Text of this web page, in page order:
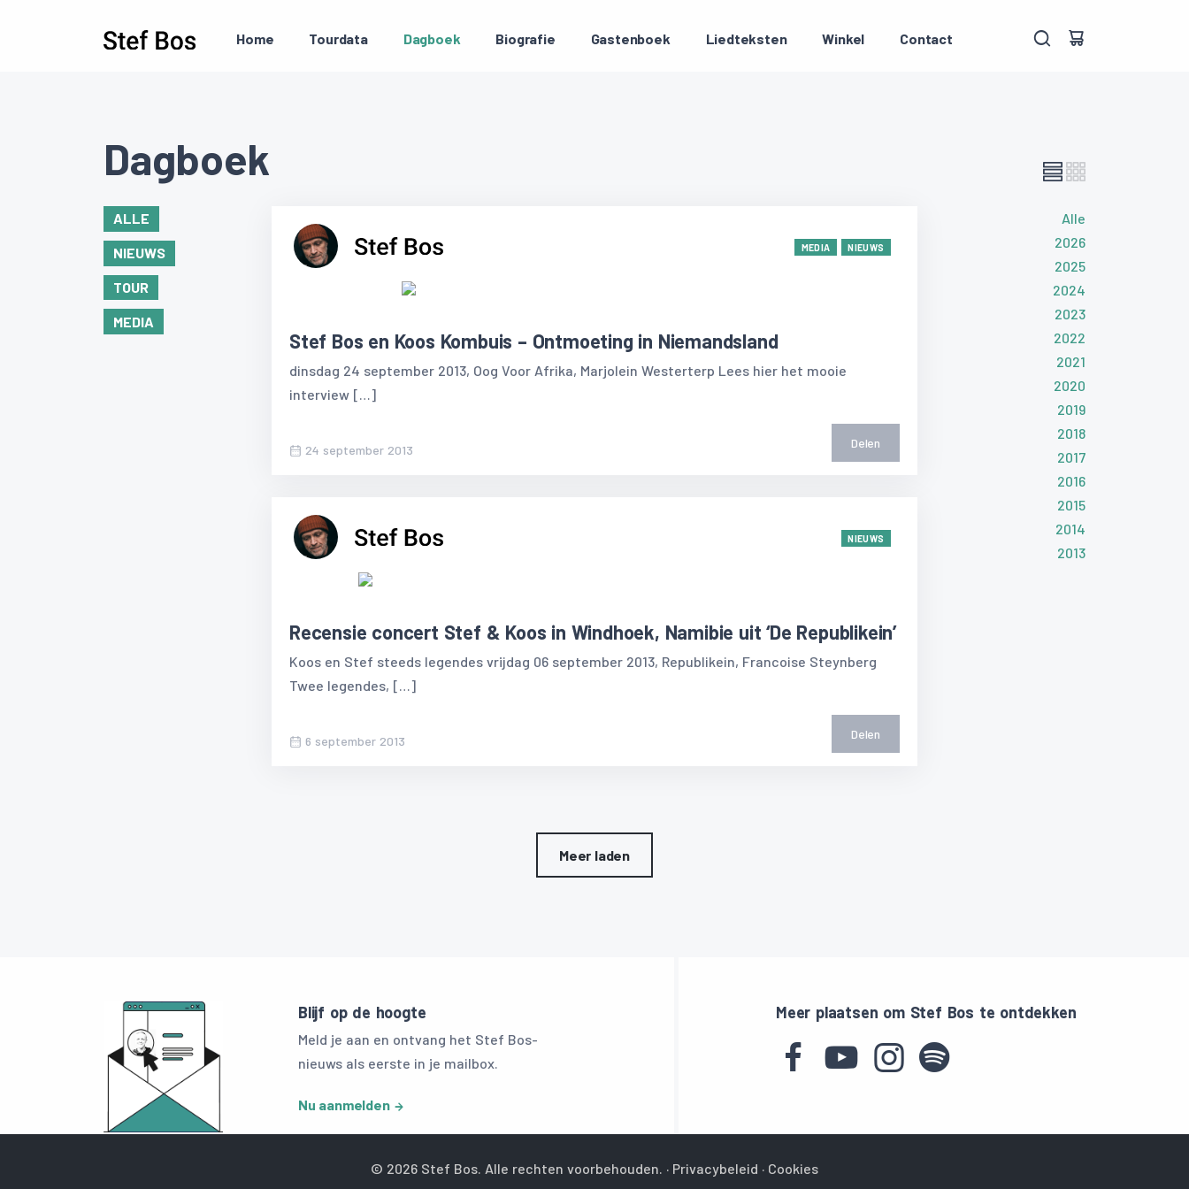
Home
Tourdata Dagboek Biografie Gastenboek Liedteksten Winkel Contact
Dagboek
ALLE
NIEUWS
TOUR
MEDIA
MEDIA NIEUWS
Stef Bos en Koos Kombuis – Ontmoeting in Niemandsland
dinsdag 24 september 2013, Oog Voor Afrika, Marjolein Westerterp Lees hier het mooie
interview […]
24 september 2013 Delen
NIEUWS
Recensie concert Stef & Koos in Windhoek, Namibie uit ‘De Republikein’
Koos en Stef steeds legendes vrijdag 06 september 2013, Republikein, Francoise Steynberg
Twee legendes, […]
6 september 2013 Delen
Alle
2026
2025
2024
2023
2022
2021
2020
2019
2018
2017
2016
2015
2014
2013
Meer laden
Blijf op de hoogte
Meld je aan en ontvang het Stef Bos-
nieuws als eerste in je mailbox.
Nu aanmelden
Meer plaatsen om Stef Bos te ontdekken
© 2026 Stef Bos. Alle rechten voorbehouden. · Privacybeleid · Cookies